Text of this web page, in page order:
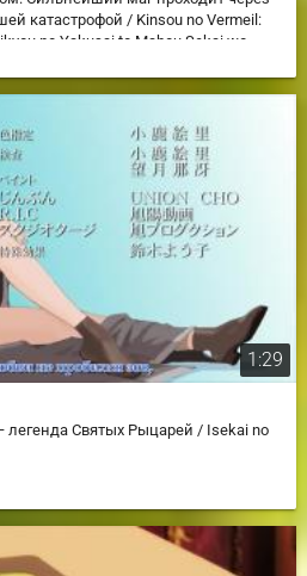
катастрофой / Kinsou no Vermeil:
no Yakusai to Mahou Sekai wo
1:29
легенда Святых Рыцарей / Isekai no